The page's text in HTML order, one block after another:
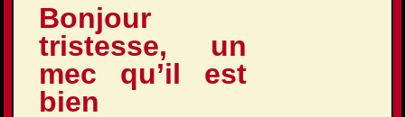
Bonjour
tristesse, un
mec qu’il est
bien